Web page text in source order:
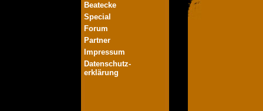
Beatecke
Special
Forum
Partner
Impressum
Datenschutz-
erklärung